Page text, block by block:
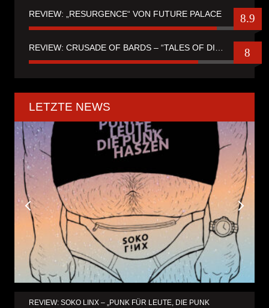
REVIEW: „RESURGENCE“ VON FUTURE PALACE 8.9
8
LETZTE NEWS
REVIEW: SOKO LINX – „PUNK FÜR LEUTE, DIE PUNK